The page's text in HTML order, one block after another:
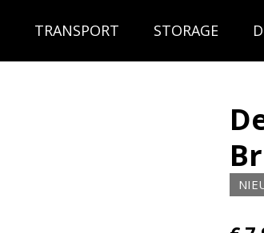
TRANSPORT STORAGE